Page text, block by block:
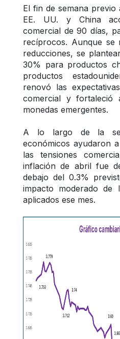
El fin de semana previo
EE. UU. y China
comercial de 90 días,
recíprocos. Aunque se
reducciones, se
30% para productos
productos
renovó las
comercial y
monedas emergentes.
A lo largo de la
económicos ayudaron
las tensiones
inflación de abril fue
debajo del 0.3%
impacto moderado de
aplicados ese mes.